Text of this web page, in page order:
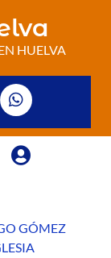
HUELVA
GÓMEZ